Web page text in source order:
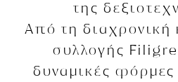
της
Από τη διαχρονική
συλλογής
δυναμικές φόρμες